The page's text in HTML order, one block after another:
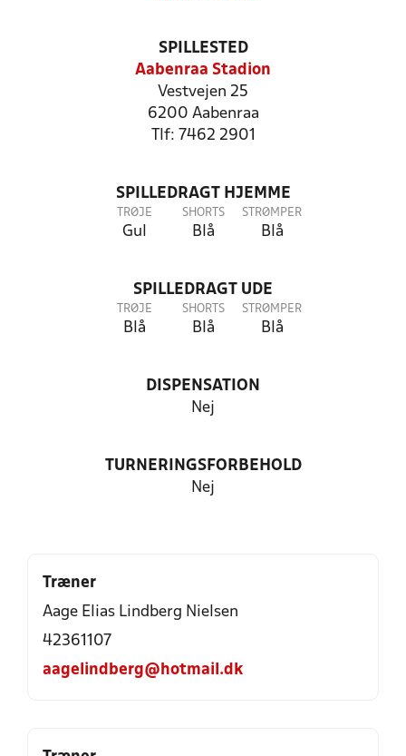
SPILLESTED
Aabenraa Stadion
Vestvejen 25
6200 Aabenraa
Tlf: 7462 2901
SPILLEDRAGT HJEMME
TRØJE
Gul
SHORTS
Blå
STRØMPER
Blå
SPILLEDRAGT UDE
TRØJE
Blå
SHORTS
Blå
STRØMPER
Blå
DISPENSATION
Nej
TURNERINGSFORBEHOLD
Nej
Træner
Aage Elias Lindberg Nielsen
42361107
aagelindberg@hotmail.dk